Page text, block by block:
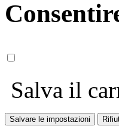
Salva il
Salvare le impostazioni